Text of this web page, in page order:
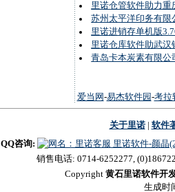
里诺仓管软件助力
苏州太平洋印务有限
里诺进销存单机版
里诺仓库软件助武
青岛卡本炭素有限公
爱当网 -易杰软件园 -考拉
关于里诺| 软件
QQ咨询:
里诺软件-颜晶
销售电话: 0714-6252277,
Copyright 黄石里诺软件开
生成时